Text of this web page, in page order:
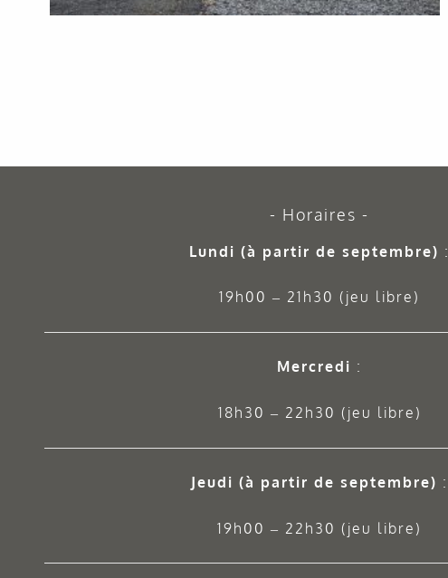
Horaires
Lundi (à partir de septembre) :
19h00 – 21h30 (jeu libre)
Mercredi :
18h30 – 22h30 (jeu libre)
Jeudi (à partir de septembre) :
19h00 – 22h30 (jeu libre)